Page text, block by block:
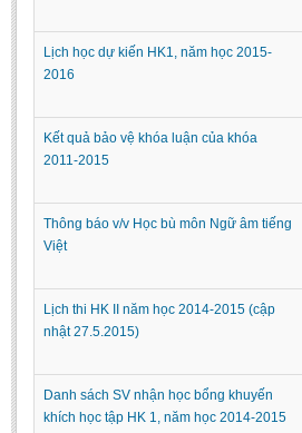
LITERARY WRITINGS & TRANSLATING
Sinology & Nom
Literary Theory & Criticism
Foreign Literatures & Comparative Literature
Culture - History - Philosophy
Education
Lịch học dự kiến HK1, năm học 2015-
2016
Kết quả bảo vệ khóa luận của khóa
2011-2015
Thông báo v/v Học bù môn Ngữ âm tiếng
Việt
Lịch thi HK II năm học 2014-2015 (cập
nhật 27.5.2015)
Danh sách SV nhận học bổng khuyến
khích học tập HK 1, năm học 2014-2015